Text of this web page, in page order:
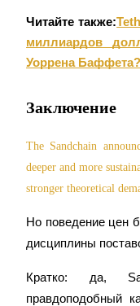
BTC Welcome
Deposit
Share 500000
Register & Trade
Читайте также:
миллиардов
Уоррена Баффета?
Заключение
The Sandchain
deeper and more
stronger theoretical
Но поведение цен
дисциплины
Кратко: да,
правдоподобный